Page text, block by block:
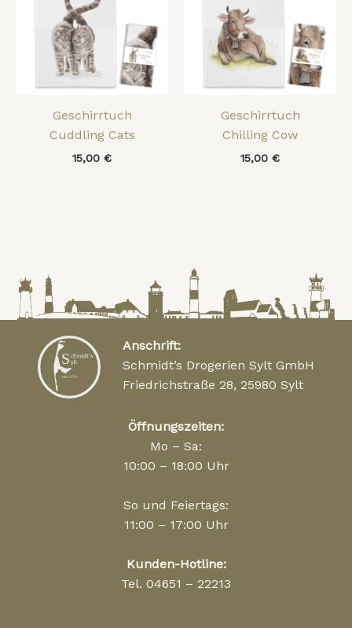
Geschirrtuch
Cuddling Cats
15,00 €
Geschirrtuch
Chilling Cow
15,00 €
Anschrift:
Schmidt’s Drogerien Sylt GmbH
Friedrichstraße 28, 25980 Sylt
Öffnungszeiten:
Mo – Sa:
10:00 – 18:00 Uhr
So und Feiertags:
11:00 – 17:00 Uhr
Kunden-Hotline:
Tel. 04651 – 22213